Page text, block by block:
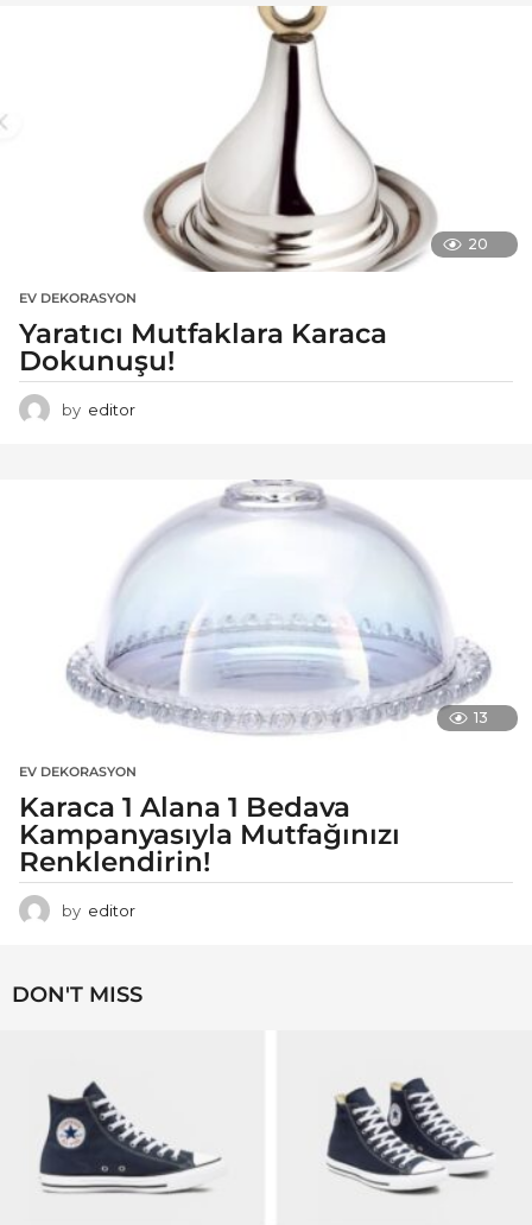
20
EV DEKORASYON
Yaratıcı Mutfaklara Karaca
Dokunuşu!
by editor
13
EV DEKORASYON
Karaca 1 Alana 1 Bedava
Kampanyasıyla Mutfağınızı
Renklendirin!
by editor
DON'T MISS